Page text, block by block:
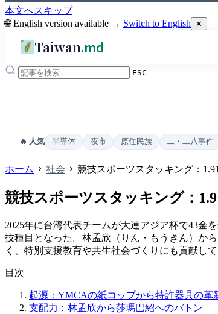
本文へスキップ
🌐 English version available → Switch to English ✕
Taiwan.md
ESC
🔥 人気 半導体 夜市 原住民族 二・二八事件
ホーム 社会 競技スポーツスタッキング：
競技スポーツスタッキング：
2025年に台湾代表チームが大連アジア杯で43金
技種目となった。林孟欣（りん・もうきん）か
く、特別支援教育や共生社会づくりにも貢献して
目次
起源：YMCAの紙コップから特許器具の革
支配力：林孟欣から莎瑪巴紹へのバトン